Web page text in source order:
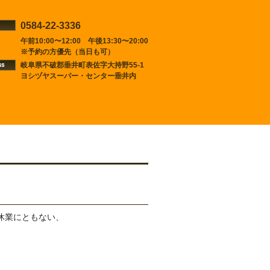
0584-22-3336
午前10:00〜12:00 午後13:30〜20:00
※予約の方優先（当日も可）
岐阜県不破郡垂井町表佐字大持野55-1
ヨシヅヤスーパー・センター垂井内
にともない、